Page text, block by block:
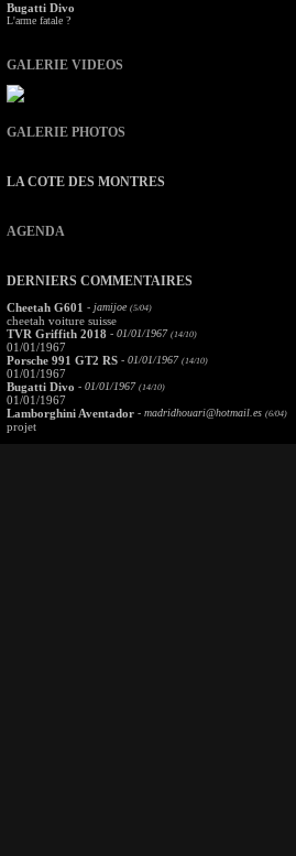
Bugatti Divo
L'arme fatale ?
GALERIE VIDEOS
GALERIE PHOTOS
LA COTE DES MONTRES
AGENDA
DERNIERS COMMENTAIRES
Cheetah G601 - jamijoe (5/04)
cheetah voiture suisse
TVR Griffith 2018 - 01/01/1967 (14/10)
01/01/1967
Porsche 991 GT2 RS - 01/01/1967 (14/10)
01/01/1967
Bugatti Divo - 01/01/1967 (14/10)
01/01/1967
Lamborghini Aventador - madridhouari@hotmail.es (6/04)
projet